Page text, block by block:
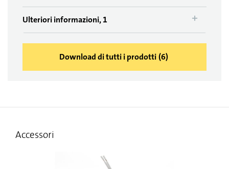
Ulteriori informazioni, 1
Download di tutti i prodotti (6)
Accessori